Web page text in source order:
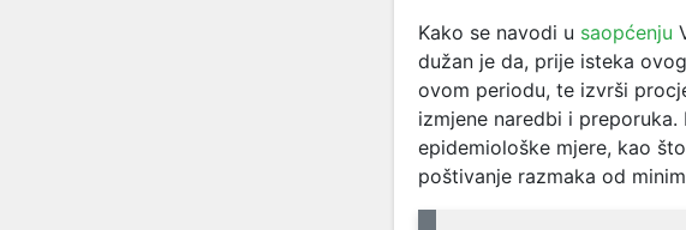
Kako se navodi u saopćenju
dužan je da, prije isteka
ovom periodu, te izvrši
izmjene naredbi i
epidemiološke mjere, kao
poštivanje razmaka od